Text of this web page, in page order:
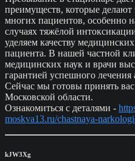
преимуществ, которые
многих пациентов, особенно
случаях тяжёлой
уделяем качеству
пациента. В нашей частной
медицинских наук и врачи
гарантией успешного
Сейчас мы готовы принять
Московской области.
Ознакомиться с деталями -
moskva13.ru/chastnaya-
kJW3Xg